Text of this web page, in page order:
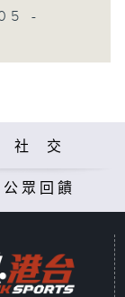
-
社 交
公眾回饋